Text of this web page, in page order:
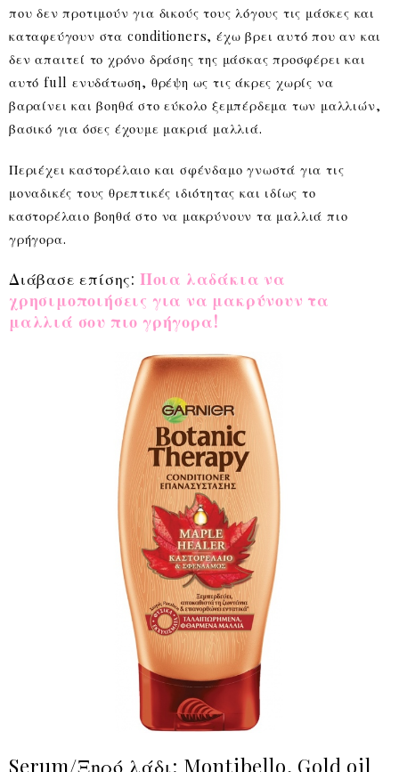
που δεν προτιμούν για δικούς τους λόγους τις μάσκες και
καταφεύγουν στα conditioners, έχω βρει αυτό που αν και
δεν απαιτεί το χρόνο δράσης της μάσκας προσφέρει και
αυτό full ενυδάτωση, θρέψη ως τις άκρες χωρίς να
βαραίνει και βοηθά στο εύκολο ξεμπέρδεμα των μαλλιών,
βασικό για όσες έχουμε μακριά μαλλιά.
Περιέχει καστορέλαιο και σφένδαμο γνωστά για τις
μοναδικές τους θρεπτικές ιδιότητας και ιδίως το
καστορέλαιο βοηθά στο να μακρύνουν τα μαλλιά πιο
γρήγορα.
Διάβασε επίσης: Ποια λαδάκια να
χρησιμοποιήσεις για να μακρύνουν τα
μαλλιά σου πιο γρήγορα!
Serum/Ξηρό λάδι: Montibello, Gold oil